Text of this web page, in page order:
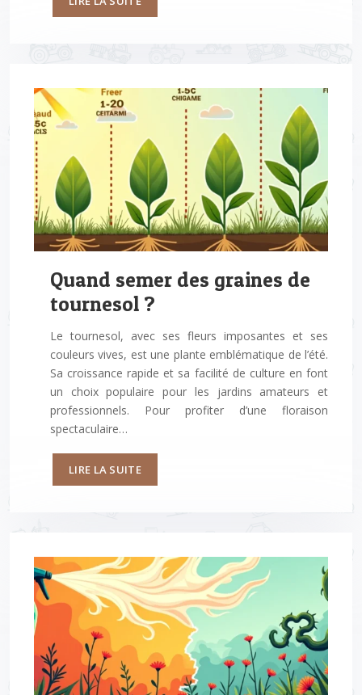
Quand semer des graines de
tournesol ?
Le tournesol, avec ses fleurs imposantes et ses
couleurs vives, est une plante emblématique de l’été.
Sa croissance rapide et sa facilité de culture en font
un choix populaire pour les jardins amateurs et
professionnels. Pour profiter d’une floraison
spectaculaire…
LIRE LA SUITE